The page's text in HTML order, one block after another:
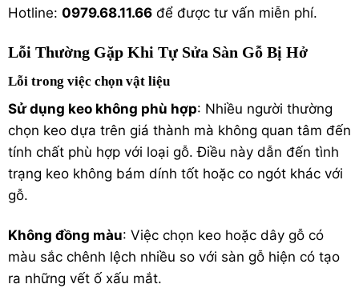
Hotline: 0979.68.11.66 để được tư vấn miễn phí.
Lỗi Thường Gặp Khi Tự Sửa Sàn Gỗ Bị Hở
Lỗi trong việc chọn vật liệu
Sử dụng keo không phù hợp: Nhiều người thường
chọn keo dựa trên giá thành mà không quan tâm đến
tính chất phù hợp với loại gỗ. Điều này dẫn đến tình
trạng keo không bám dính tốt hoặc co ngót khác với
gỗ.
Không đồng màu: Việc chọn keo hoặc dây gỗ có
màu sắc chênh lệch nhiều so với sàn gỗ hiện có tạo
ra những vết ố xấu mắt.